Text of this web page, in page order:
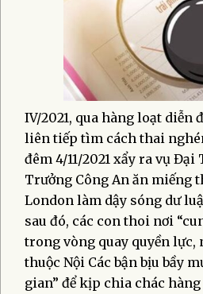
IV/2021, qua hàng loạt diễn
liên tiếp tìm cách thai
đêm 4/11/2021 xẩy ra vụ Đại
Trưởng Công An ăn miếng
London làm dậy sóng dư
sau đó, các con thoi nơi
trong vòng quay quyền lực,
thuộc Nội Các bận bịu bầy
gian” để kịp chia chác